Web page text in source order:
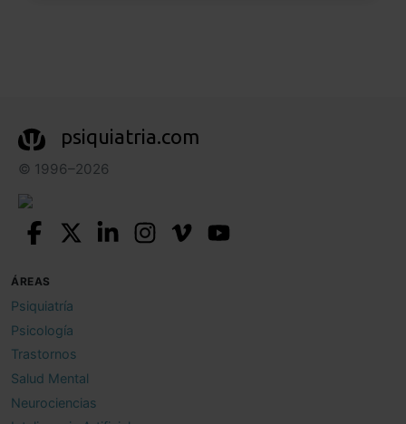
psiquiatria.com
© 1996–2026
ÁREAS
Psiquiatría
Psicología
Trastornos
Salud Mental
Neurociencias